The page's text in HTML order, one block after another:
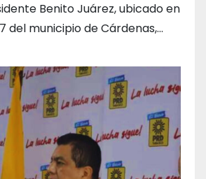
Benito Juárez, ubicado en
del municipio de Cárdenas,…